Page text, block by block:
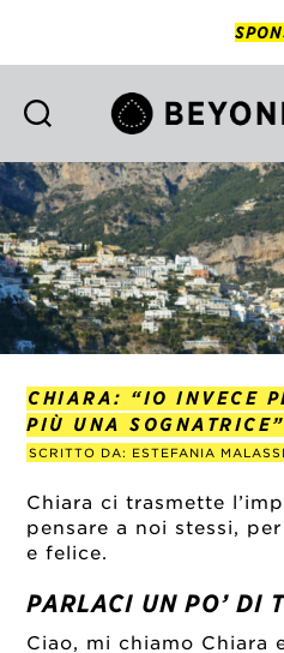
1
CHIARA: “IO INVECE
PIÙ UNA SOGNATRICE”
SCRITTO DA: ESTEFANIA
Chiara ci trasmette
pensare a noi stessi,
e felice.
PARLACI UN PO’ DI
Ciao, mi chiamo Chiara